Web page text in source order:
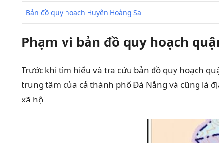
Bản đồ quy hoạch Huyện Hoàng Sa
Phạm vi bản đồ quy hoạch
Trước khi tìm hiểu và tra cứu bản đồ quy hoạch
trung tâm của cả thành phố Đà Nẵng và cũng là
xã hội.